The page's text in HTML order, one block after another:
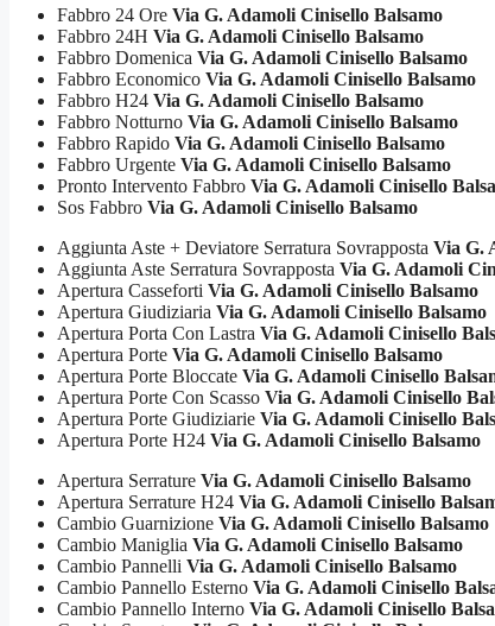
Fabbro 24 Ore Via G. Adamoli Cinisello Balsamo
Fabbro 24H Via G. Adamoli Cinisello Balsamo
Fabbro Domenica Via G. Adamoli Cinisello Balsamo
Fabbro Economico Via G. Adamoli Cinisello Balsamo
Fabbro H24 Via G. Adamoli Cinisello Balsamo
Fabbro Notturno Via G. Adamoli Cinisello Balsamo
Fabbro Rapido Via G. Adamoli Cinisello Balsamo
Fabbro Urgente Via G. Adamoli Cinisello Balsamo
Pronto Intervento Fabbro Via G. Adamoli Cinisello
Sos Fabbro Via G. Adamoli Cinisello Balsamo
Aggiunta Aste + Deviatore Serratura Sovrapposta Via G.
Aggiunta Aste Serratura Sovrapposta Via G. Adamoli
Apertura Casseforti Via G. Adamoli Cinisello Balsamo
Apertura Giudiziaria Via G. Adamoli Cinisello Balsamo
Apertura Porta Con Lastra Via G. Adamoli Cinisello
Apertura Porte Via G. Adamoli Cinisello Balsamo
Apertura Porte Bloccate Via G. Adamoli Cinisello
Apertura Porte Con Scasso Via G. Adamoli Cinisello
Apertura Porte Giudiziarie Via G. Adamoli Cinisello
Apertura Porte H24 Via G. Adamoli Cinisello Balsamo
Apertura Serrature Via G. Adamoli Cinisello Balsamo
Apertura Serrature H24 Via G. Adamoli Cinisello
Cambio Guarnizione Via G. Adamoli Cinisello Balsamo
Cambio Maniglia Via G. Adamoli Cinisello Balsamo
Cambio Pannelli Via G. Adamoli Cinisello Balsamo
Cambio Pannello Esterno Via G. Adamoli Cinisello
Cambio Pannello Interno Via G. Adamoli Cinisello